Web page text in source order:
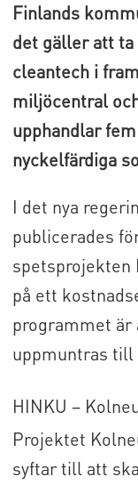
Finlands
det gäller att
cleantech i
miljöcentral
upphandlar
nyckelfärdiga
I det nya
publicerades
spetsprojekten
på ett
programmet
uppmuntras till
HINKU –
Projektet
syftar till att